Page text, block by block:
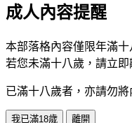
成人內容提醒
本部落格內容僅限年滿十
若您未滿十八歲，請立即
已滿十八歲者，亦請勿
我已滿18歲 離開